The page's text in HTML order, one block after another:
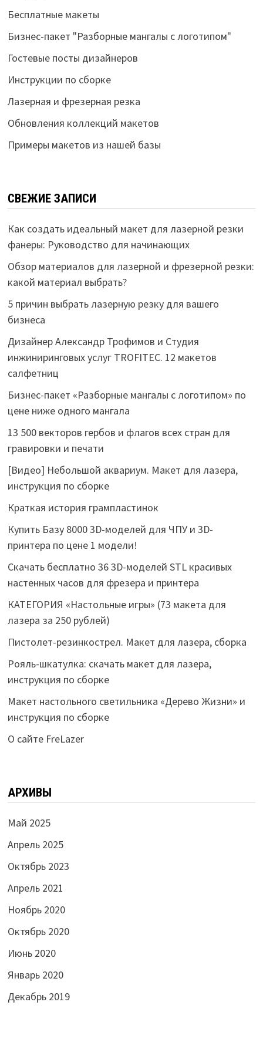
Бесплатные макеты
Бизнес-пакет "Разборные мангалы с логотипом"
Гостевые посты дизайнеров
Инструкции по сборке
Лазерная и фрезерная резка
Обновления коллекций макетов
Примеры макетов из нашей базы
СВЕЖИЕ ЗАПИСИ
Как создать идеальный макет для лазерной резки
фанеры: Руководство для начинающих
Обзор материалов для лазерной и фрезерной резки:
какой материал выбрать?
5 причин выбрать лазерную резку для вашего
бизнеса
Дизайнер Александр Трофимов и Студия
инжиниринговых услуг TROFITEC. 12 макетов
салфетниц
Бизнес-пакет «Разборные мангалы с логотипом» по
цене ниже одного мангала
13 500 векторов гербов и флагов всех стран для
гравировки и печати
[Видео] Небольшой аквариум. Макет для лазера,
инструкция по сборке
Краткая история грампластинок
Купить Базу 8000 3D-моделей для ЧПУ и 3D-
принтера по цене 1 модели!
Скачать бесплатно 36 3D-моделей STL красивых
настенных часов для фрезера и принтера
КАТЕГОРИЯ «Настольные игры» (73 макета для
лазера за 250 рублей)
Пистолет-резинкострел. Макет для лазера, сборка
Рояль-шкатулка: скачать макет для лазера,
инструкция по сборке
Макет настольного светильника «Дерево Жизни» и
инструкция по сборке
О сайте FreLazer
АРХИВЫ
Май 2025
Апрель 2025
Октябрь 2023
Апрель 2021
Ноябрь 2020
Октябрь 2020
Июнь 2020
Январь 2020
Декабрь 2019